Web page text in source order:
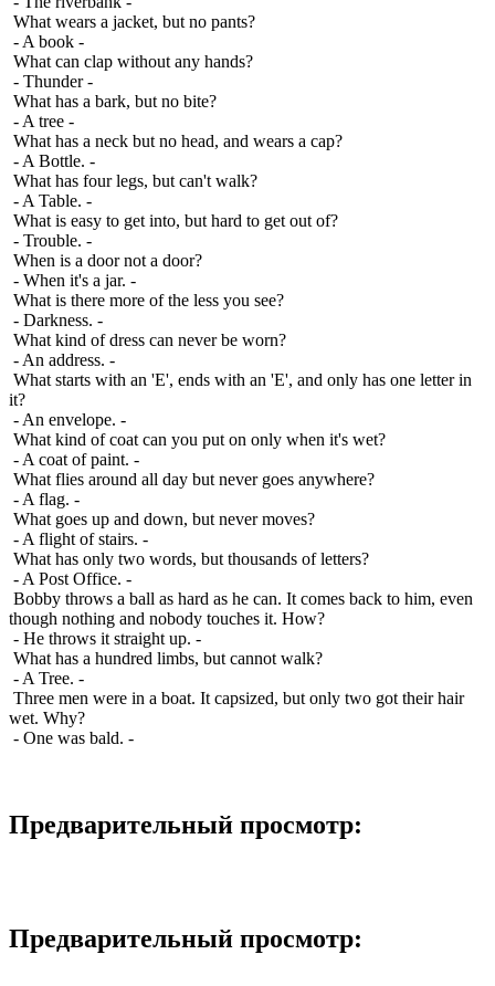
What wears a jacket, but no pants?
- A book -
What can clap without any hands?
- Thunder -
What has a bark, but no bite?
- A tree -
What has a neck but no head, and wears a cap?
- A Bottle. -
What has four legs, but can't walk?
- A Table. -
What is easy to get into, but hard to get out of?
- Trouble. -
When is a door not a door?
- When it's a jar. -
What is there more of the less you see?
- Darkness. -
What kind of dress can never be worn?
- An address. -
What starts with an 'E', ends with an 'E', and only has one letter in
it?
- An envelope. -
What kind of coat can you put on only when it's wet?
- A coat of paint. -
What flies around all day but never goes anywhere?
- A flag. -
What goes up and down, but never moves?
- A flight of stairs. -
What has only two words, but thousands of letters?
- A Post Office. -
Bobby throws a ball as hard as he can. It comes back to him, even
though nothing and nobody touches it. How?
- He throws it straight up. -
What has a hundred limbs, but cannot walk?
- A Tree. -
Three men were in a boat. It capsized, but only two got their hair
wet. Why?
- One was bald. -
Предварительный просмотр:
Предварительный просмотр: